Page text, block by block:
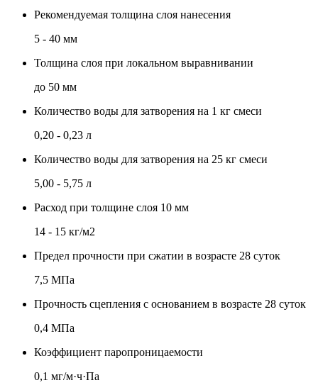
Рекомендуемая толщина слоя нанесения
5 - 40 мм
Толщина слоя при локальном выравнивании
до 50 мм
Количество воды для затворения на 1 кг смеси
0,20 - 0,23 л
Количество воды для затворения на 25 кг смеси
5,00 - 5,75 л
Расход при толщине слоя 10 мм
14 - 15 кг/м2
Предел прочности при сжатии в возрасте 28 суток
7,5 МПа
Прочность сцепления с основанием в возрасте 28 суток
0,4 МПа
Коэффициент паропроницаемости
0,1 мг/м·ч·Па